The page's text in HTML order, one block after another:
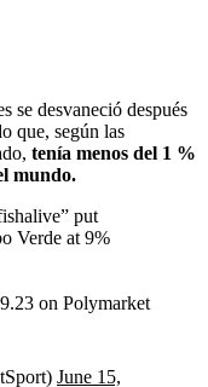
se desvaneció después
que, según las
tenía menos del 1 %
mundo.
put
Verde at 9%
on Polymarket
June 15,